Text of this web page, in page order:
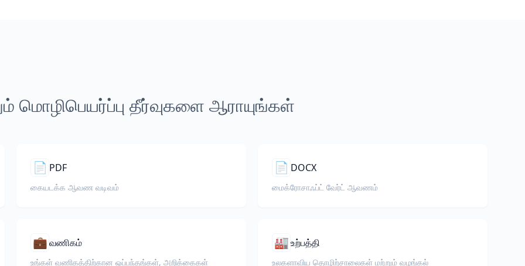
மொழிபெயர்ப்பு தீர்வுகளை ஆராயுங்கள்
📄 PDF
கையடக்க ஆவண வடிவம்
📄 DOCX
மைக்ரோசாஃப்ட் வேர்ட் ஆவணம்
💼வணிகம்
உங்கள் வணிகத்திற்கான ஒப்பந்தங்கள், அறிக்கைகள்
🏭உற்பத்தி
உலகளாவிய தொழிற்சாலைகள் மற்றும் வழங்கல்